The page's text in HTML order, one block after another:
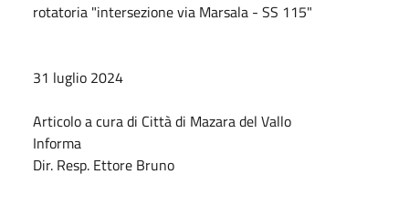
rotatoria "intersezione via Marsala - SS 115"
31 luglio 2024
Articolo a cura di Città di Mazara del Vallo
Informa
Dir. Resp. Ettore Bruno